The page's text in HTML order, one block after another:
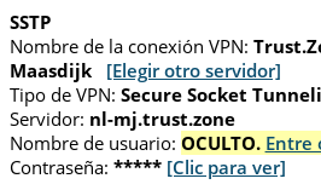
SSTP
Nombre de la conexión VPN:
Maasdijk
[Elegir otro servidor]
Tipo de VPN: Secure Socket
Servidor: nl-mj.trust.zone
Nombre de usuario: OCULTO. Entre
Contraseña: ***** [Clic para ver]